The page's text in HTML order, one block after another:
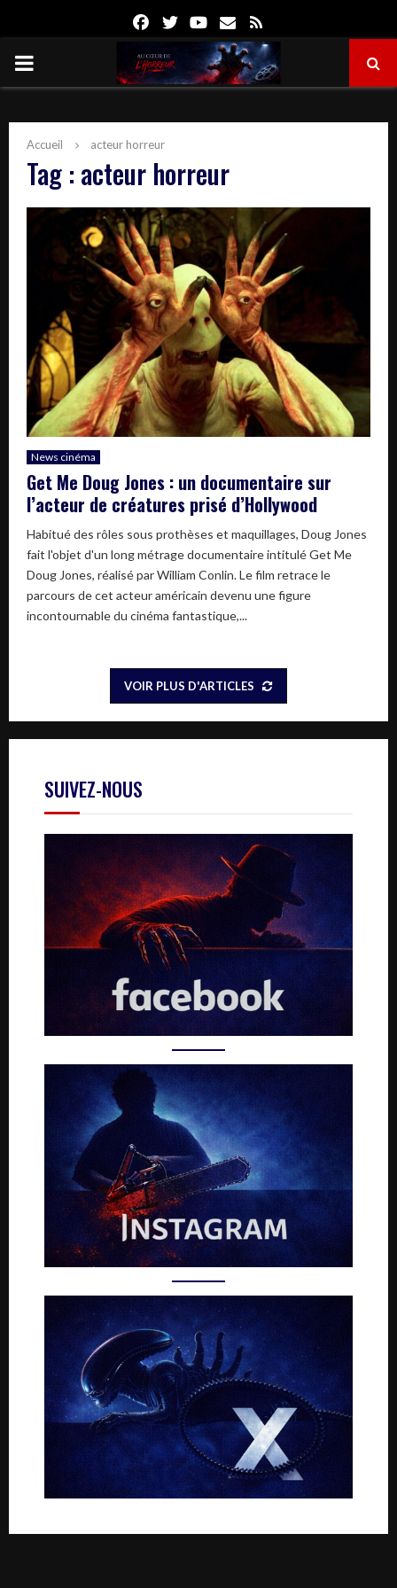
FacebookTwitterYoutube
Email
PRIMARY
Accueil acteur horreur
Tag : acteur horreur
News cinéma
Get Me Doug Jones : un documentaire sur
l’acteur de créatures prisé d’Hollywood
Habitué des rôles sous prothèses et maquillages, Doug Jones
fait l'objet d'un long métrage documentaire intitulé Get Me
Doug Jones, réalisé par William Conlin. Le film retrace le
parcours de cet acteur américain devenu une figure
incontournable du cinéma fantastique,...
VOIR PLUS D'ARTICLES
SUIVEZ-NOUS